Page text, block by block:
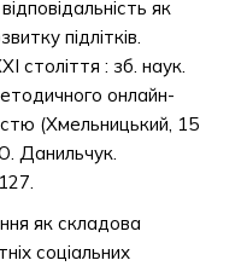
як
підлітків.
століття : зб. наук.
онлайн-
(Хмельницький, 15
Данильчук.
як складова
соціальних